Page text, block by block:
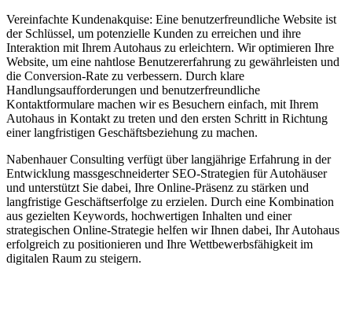
Vereinfachte Kundenakquise: Eine benutzerfreundliche Website ist
der Schlüssel, um potenzielle Kunden zu erreichen und ihre
Interaktion mit Ihrem Autohaus zu erleichtern. Wir optimieren Ihre
Website, um eine nahtlose Benutzererfahrung zu gewährleisten und
die Conversion-Rate zu verbessern. Durch klare
Handlungsaufforderungen und benutzerfreundliche
Kontaktformulare machen wir es Besuchern einfach, mit Ihrem
Autohaus in Kontakt zu treten und den ersten Schritt in Richtung
einer langfristigen Geschäftsbeziehung zu machen.
Nabenhauer Consulting verfügt über langjährige Erfahrung in der
Entwicklung massgeschneiderter SEO-Strategien für Autohäuser
und unterstützt Sie dabei, Ihre Online-Präsenz zu stärken und
langfristige Geschäftserfolge zu erzielen. Durch eine Kombination
aus gezielten Keywords, hochwertigen Inhalten und einer
strategischen Online-Strategie helfen wir Ihnen dabei, Ihr Autohaus
erfolgreich zu positionieren und Ihre Wettbewerbsfähigkeit im
digitalen Raum zu steigern.